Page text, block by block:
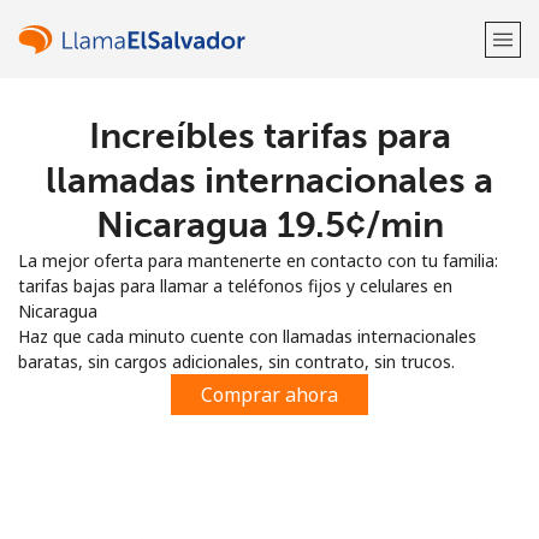
¡Bienvenido!
Regístrate con
o
Increíbles tarifas para
llamadas internacionales a
Nicaragua ⁦19.5¢⁩/min
La mejor oferta para mantenerte en contacto con tu familia:
tarifas bajas para llamar a teléfonos fijos y celulares en
Nicaragua
Haz que cada minuto cuente con llamadas internacionales
baratas, sin cargos adicionales, sin contrato, sin trucos.
Comprar ahora